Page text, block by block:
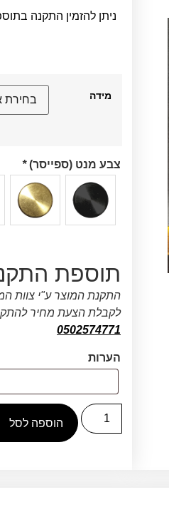
ניתן להזמין התקנה
מידה
צבע מנט (ספייסר)*
תוספת
התקנת המוצר ע"י צוות
לקבלת הצעת מחיר
0502574771
הערות
הוספה לסל